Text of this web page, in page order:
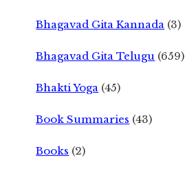
Bhagavad Gita Kannada (3)
Bhagavad Gita Telugu (659)
Bhakti Yoga (45)
Book Summaries (43)
Books (2)